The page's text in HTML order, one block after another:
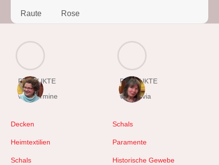
Raute Rose
PRODUKTE
von Hermine
Decken
Heimtextilien
Schals
PRODUKTE
von Sylvia
Schals
Paramente
Historische Gewebe